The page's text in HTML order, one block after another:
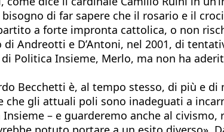
di far sapere che il rosario e il
a forte impronta cattolica, o non
di Andreotti e D’Antoni, nel 2001, di
Politica Insieme, Merlo, ma non ha
Becchetti è, al tempo stesso, di più e
che gli attuali poli sono inadeguati a
– e guarderemo anche al